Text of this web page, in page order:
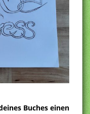
Buches einen